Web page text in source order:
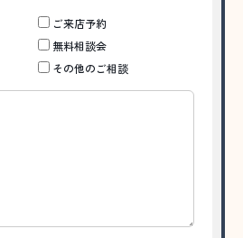
ご来店予約
無料相談会
その他のご相談